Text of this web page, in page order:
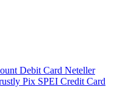
Debit Card Neteller
Pix SPEI Credit Card